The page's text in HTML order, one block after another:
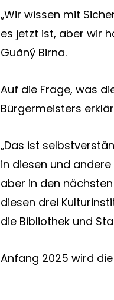
„Wir wissen mit
es jetzt ist, aber wir
Guðný Birna.
Auf die Frage, was
Bürgermeisters
„Das ist
in diesen und
aber in den
diesen drei
die Bibliothek und
Anfang 2025 wird